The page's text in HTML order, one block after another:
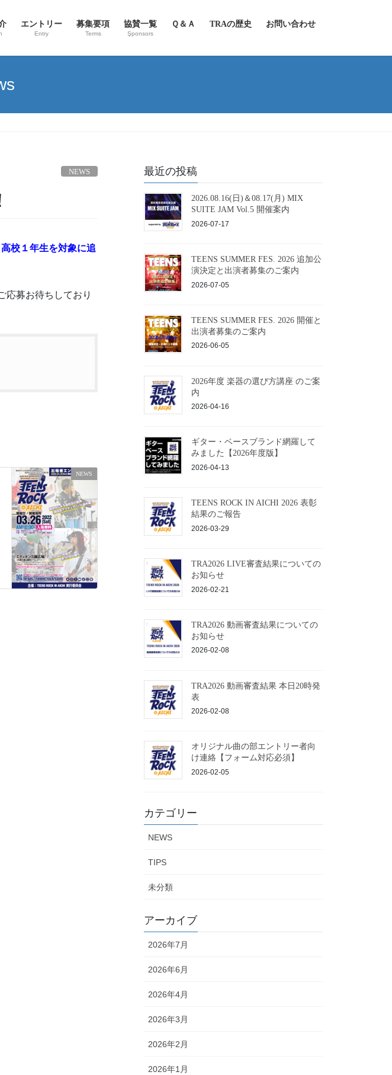
エントリー
Entry
募集要項
Terms
協賛一覧
Şponsors
Ｑ＆Ａ TRAの歴史 お問い合わせ
NEWS
高校１年生を対象に追
応募お待ちしており
NEWS
最近の投稿
2026.08.16(日)＆08.17(月) MIX
SUITE JAM Vol.5 開催案内
2026-07-17
TEENS SUMMER FES. 2026 追加公
演決定と出演者募集のご案内
2026-07-05
TEENS SUMMER FES. 2026 開催と
出演者募集のご案内
2026-06-05
2026年度 楽器の選び方講座 のご案
内
2026-04-16
ギター・ベースブランド網羅して
みました【2026年度版】
2026-04-13
TEENS ROCK IN AICHI 2026 表彰
結果のご報告
2026-03-29
TRA2026 LIVE審査結果についての
お知らせ
2026-02-21
TRA2026 動画審査結果についての
お知らせ
2026-02-08
TRA2026 動画審査結果 本日20時発
表
2026-02-08
オリジナル曲の部エントリー者向
け連絡【フォーム対応必須】
2026-02-05
カテゴリー
NEWS
TIPS
未分類
アーカイブ
2026年7月
2026年6月
2026年4月
2026年3月
2026年2月
2026年1月